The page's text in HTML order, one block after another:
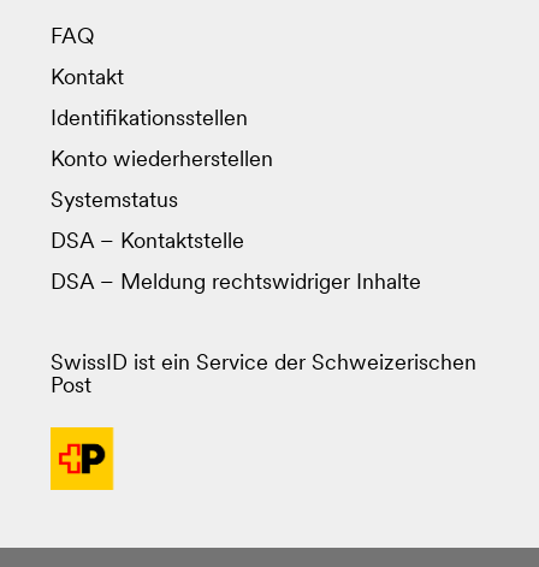
FAQ
Kontakt
Identifikationsstellen
Konto wiederherstellen
Systemstatus
DSA – Kontaktstelle
DSA – Meldung rechtswidriger Inhalte
SwissID ist ein Service der Schweizerischen
Post